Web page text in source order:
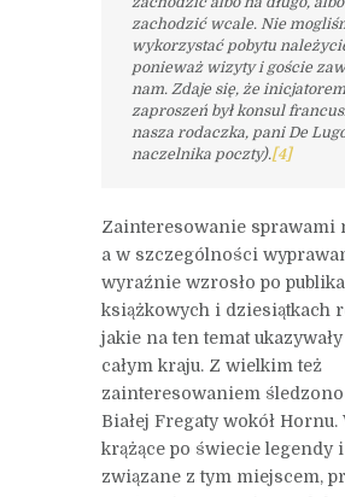
zachodzić wcale. Nie
wykorzystać pobytu
ponieważ wizyty i goście
nam. Zdaje się, że inicjatorem
zaproszeń był konsul
nasza rodaczka, pani De
naczelnika poczty).[4]
Zainteresowanie sprawami
a w szczególności
wyraźnie wzrosło po
książkowych i dziesiątkach
jakie na ten temat
całym kraju. Z wielkim też
zainteresowaniem
Białej Fregaty wokół Hornu.
krążące po świecie legendy
związane z tym miejscem,